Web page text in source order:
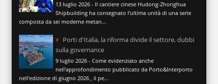
13 luglio 2026 - Il cantiere cinese Hudong-Zhonghua
Shipbuilding ha consegnato l'ultima unità di una serie
composta da sei moderne metan...
Porti d'Italia, la riforma divide il settore, dubbi
sulla governance
9 luglio 2026 - Come evidenziato anche
nell'approfondimento pubblicato da Porto&Interporto
nell'edizione di giugno 2026 , il pe...